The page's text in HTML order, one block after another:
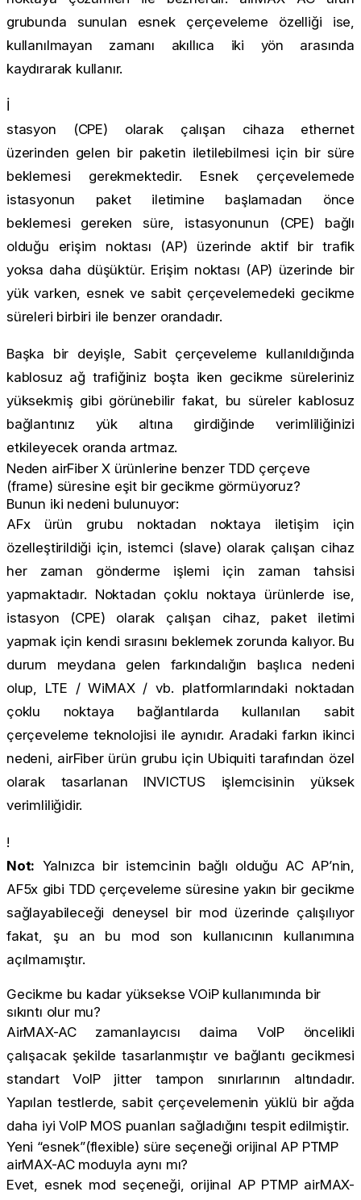
grubunda sunulan esnek çerçeveleme özelliği ise,
kullanılmayan zamanı akıllıca iki yön arasında
kaydırarak kullanır.
İ
stasyon (CPE) olarak çalışan cihaza ethernet
üzerinden gelen bir paketin iletilebilmesi için bir süre
beklemesi gerekmektedir. Esnek çerçevelemede
istasyonun paket iletimine başlamadan önce
beklemesi gereken süre, istasyonunun (CPE) bağlı
olduğu erişim noktası (AP) üzerinde aktif bir trafik
yoksa daha düşüktür. Erişim noktası (AP) üzerinde bir
yük varken, esnek ve sabit çerçevelemedeki gecikme
süreleri birbiri ile benzer orandadır.
Başka bir deyişle, Sabit çerçeveleme kullanıldığında
kablosuz ağ trafiğiniz boşta iken gecikme süreleriniz
yüksekmiş gibi görünebilir fakat, bu süreler kablosuz
bağlantınız yük altına girdiğinde verimliliğinizi
etkileyecek oranda artmaz.
Neden airFiber X ürünlerine benzer TDD çerçeve
(frame) süresine eşit bir gecikme görmüyoruz?
Bunun iki nedeni bulunuyor:
AFx ürün grubu noktadan noktaya iletişim için
özelleştirildiği için, istemci (slave) olarak çalışan cihaz
her zaman gönderme işlemi için zaman tahsisi
yapmaktadır. Noktadan çoklu noktaya ürünlerde ise,
istasyon (CPE) olarak çalışan cihaz, paket iletimi
yapmak için kendi sırasını beklemek zorunda kalıyor. Bu
durum meydana gelen farkındalığın başlıca nedeni
olup, LTE / WiMAX / vb. platformlarındaki noktadan
çoklu noktaya bağlantılarda kullanılan sabit
çerçeveleme teknolojisi ile aynıdır. Aradaki farkın ikinci
nedeni, airFiber ürün grubu için Ubiquiti tarafından özel
olarak tasarlanan INVICTUS işlemcisinin yüksek
verimliliğidir.
!
Not: Yalnızca bir istemcinin bağlı olduğu AC AP’nin,
AF5x gibi TDD çerçeveleme süresine yakın bir gecikme
sağlayabileceği deneysel bir mod üzerinde çalışılıyor
fakat, şu an bu mod son kullanıcının kullanımına
açılmamıştır.
Gecikme bu kadar yüksekse VOiP kullanımında bir
sıkıntı olur mu?
AirMAX-AC zamanlayıcısı daima VoIP öncelikli
çalışacak şekilde tasarlanmıştır ve bağlantı gecikmesi
standart VoIP jitter tampon sınırlarının altındadır.
Yapılan testlerde, sabit çerçevelemenin yüklü bir ağda
daha iyi VoIP MOS puanları sağladığını tespit edilmiştir.
Yeni “esnek”(flexible) süre seçeneği orijinal AP PTMP
airMAX-AC moduyla aynı mı?
Evet, esnek mod seçeneği, orijinal AP PTMP airMAX-